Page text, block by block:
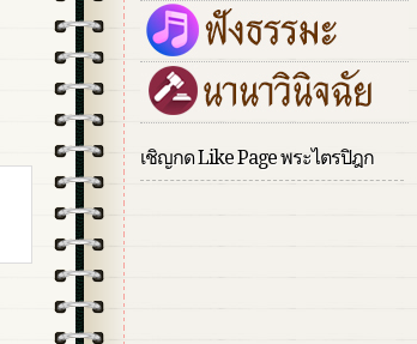
เชิญกด Like Page พระไตรปิฎก